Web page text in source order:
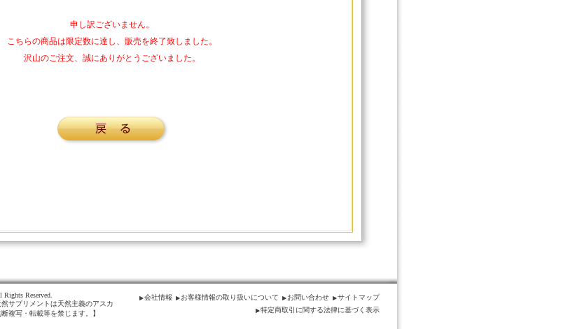
申し訳ございません。
こちらの商品は限定数に達し、販売を終了致しました。
沢山のご注文、誠にありがとうございました。
サイトマップ
お問い合わせ
お客様情報の取り扱いについて
会社情報
特定商取引に関する法律に基づく表示
Reserved.
サプリメントは天然主義のアスカ
複写・転載等を禁じます。】